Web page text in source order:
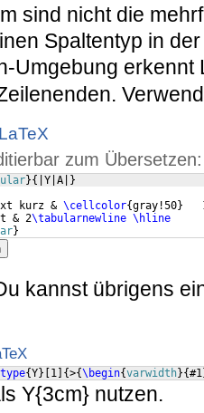
sind nicht die
Spaltentyp in
Umgebung erkennt
zum Übersetzen:
}{ |Y|A|
}
kurz & \cellcolor{gray!50}
& 2\tabularnewline \hline
}
kannst übrigens
{Y} 1 {>{\begin{varwidth}{#1
Y{3cm} nutzen.